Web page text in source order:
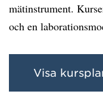
mätinstrument.
och en
Visa